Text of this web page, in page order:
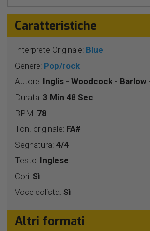
Caratteristiche
Interprete Originale: Blue
Genere: Pop/rock
Autore: Inglis - Woodcock - Barlow
Durata: 3 Min 48 Sec
BPM: 78
Ton. originale: FA#
Segnatura: 4/4
Testo: Inglese
Cori: Sì
Voce solista: Sì
Altri formati